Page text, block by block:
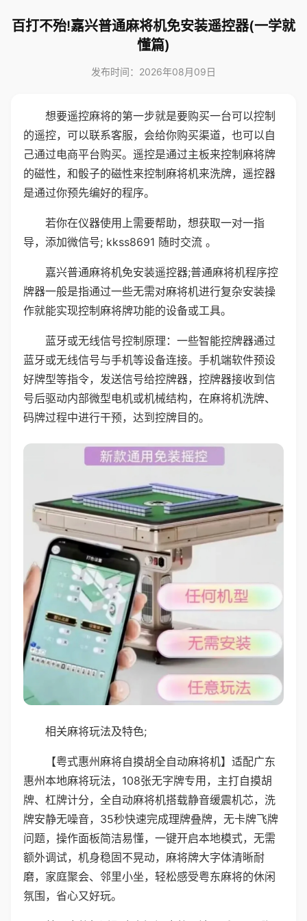
百打不殆!嘉兴普通麻将机免安装遥控器(一学就
懂篇)
发布时间：2026年08月09日
想要遥控麻将的第一步就是要购买一台可以控制
的遥控，可以联系客服，会给你购买渠道，也可以自
己通过电商平台购买。遥控是通过主板来控制麻将牌
的磁性，和骰子的磁性来控制麻将机来洗牌，遥控器
是通过你预先编好的程序。
若你在仪器使用上需要帮助，想获取一对一指
导，添加微信号; kkss8691 随时交流 。
嘉兴普通麻将机免安装遥控器;普通麻将机程序控
牌器一般是指通过一些无需对麻将机进行复杂安装操
作就能实现控制麻将牌功能的设备或工具。
蓝牙或无线信号控制原理：一些智能控牌器通过
蓝牙或无线信号与手机等设备连接。手机端软件预设
好牌型等指令，发送信号给控牌器，控牌器接收到信
号后驱动内部微型电机或机械结构，在麻将机洗牌、
码牌过程中进行干预，达到控牌目的。
相关麻将玩法及特色;
【粤式惠州麻将自摸胡全自动麻将机】适配广东
惠州本地麻将玩法，108张无字牌专用，主打自摸胡
牌、杠牌计分，全自动麻将机搭载静音缓震机芯，洗
牌安静无噪音，35秒快速完成理牌叠牌，无卡牌飞牌
问题，操作面板简洁易懂，一键开启本地模式，无需
额外调试，机身稳固不晃动，麻将牌大字体清晰耐
磨，家庭聚会、邻里小坐，轻松感受粤东麻将的休闲
氛围，省心又好玩。